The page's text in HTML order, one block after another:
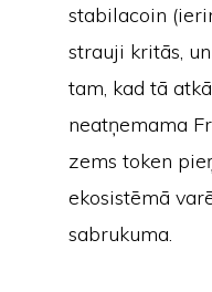
stabilacoin
strauji kritās,
tam, kad tā
neatņemama
zems token
ekosistēmā
sabrukuma.